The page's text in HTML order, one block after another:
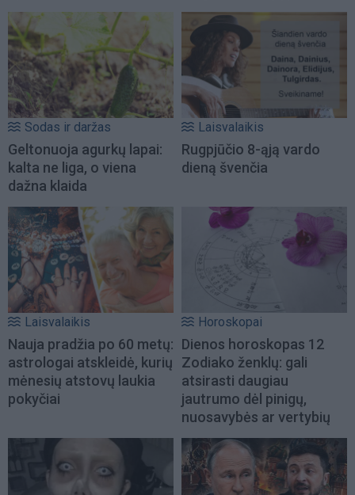
Sodas ir daržas
Geltonuoja agurkų lapai:
kalta ne liga, o viena
dažna klaida
Laisvalaikis
Rugpjūčio 8-ąją vardo
dieną švenčia
Laisvalaikis
Nauja pradžia po 60 metų:
astrologai atskleidė, kurių
mėnesių atstovų laukia
pokyčiai
Horoskopai
Dienos horoskopas 12
Zodiako ženklų: gali
atsirasti daugiau
jautrumo dėl pinigų,
nuosavybės ar vertybių